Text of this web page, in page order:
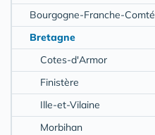
Bourgogne-Franche-Comté
Bretagne
Cotes-d'Armor
Finistère
Ille-et-Vilaine
Morbihan